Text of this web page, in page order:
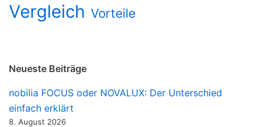
Vergleich Vorteile
Neueste Beiträge
nobilia FOCUS oder NOVALUX: Der Unterschied
einfach erklärt
8. August 2026